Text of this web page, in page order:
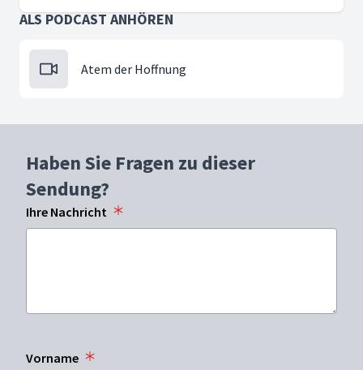
ALS PODCAST ANHÖREN
Atem der Hoffnung
Haben Sie Fragen zu dieser
Sendung?
Ihre Nachricht
Vorname